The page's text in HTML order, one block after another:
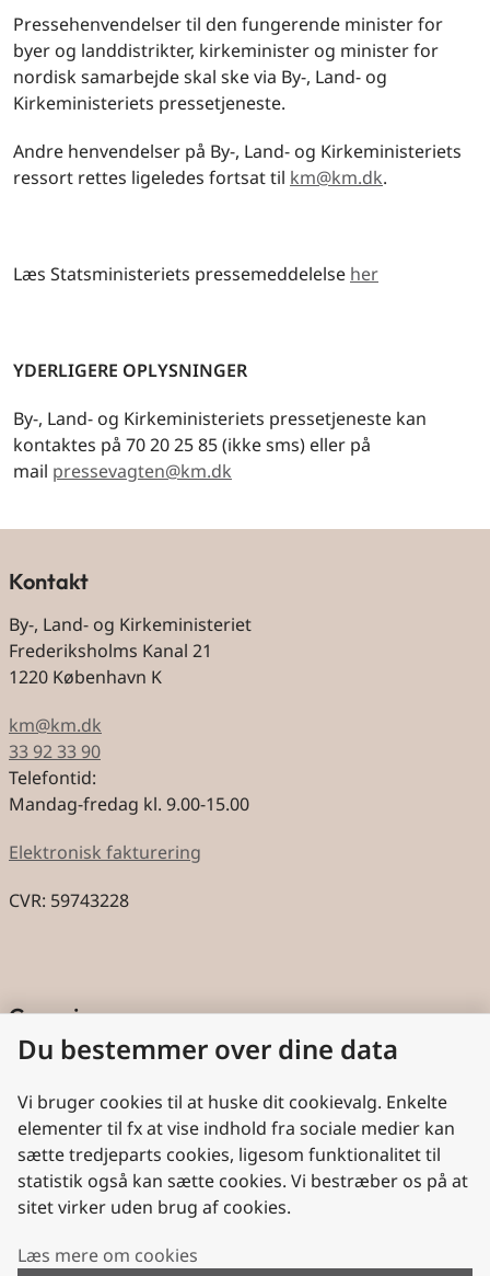
Pressehenvendelser til den fungerende minister for
byer og landdistrikter, kirkeminister og minister for
nordisk samarbejde skal ske via By-, Land- og
Kirkeministeriets pressetjeneste.
Andre henvendelser på By-, Land- og Kirkeministeriets
ressort rettes ligeledes fortsat til km@km.dk.
Læs Statsministeriets pressemeddelelse her
YDERLIGERE OPLYSNINGER
By-, Land- og Kirkeministeriets pressetjeneste kan
kontaktes på 70 20 25 85 (ikke sms) eller på
mail pressevagten@km.dk
Kontakt
By-, Land- og Kirkeministeriet
Frederiksholms Kanal 21
1220 København K
km@km.dk
33 92 33 90
Telefontid:
Mandag-fredag kl. 9.00-15.00
Elektronisk fakturering
CVR: 59743228
Genveje
Cookies
Aktindsigt
Persondatabeskyttelse
Nyttige links
Plan- og Landdistriktsstyrelsen
Du bestemmer over dine data
Vi bruger cookies til at huske dit cookievalg. Enkelte
elementer til fx at vise indhold fra sociale medier kan
sætte tredjeparts cookies, ligesom funktionalitet til
statistik også kan sætte cookies. Vi bestræber os på at
sitet virker uden brug af cookies.
Læs mere om cookies